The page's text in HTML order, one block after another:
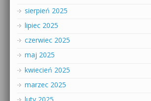
sierpień 2025
lipiec 2025
czerwiec 2025
maj 2025
kwiecień 2025
marzec 2025
luty 2025